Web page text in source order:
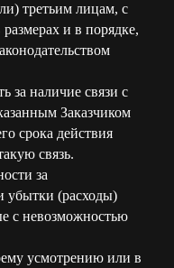
третьим лицам, с
и в порядке,
за наличие связи с
Заказчиком
срока действия
связь.
за
убытки (расходы)
с невозможностью
усмотрению или в